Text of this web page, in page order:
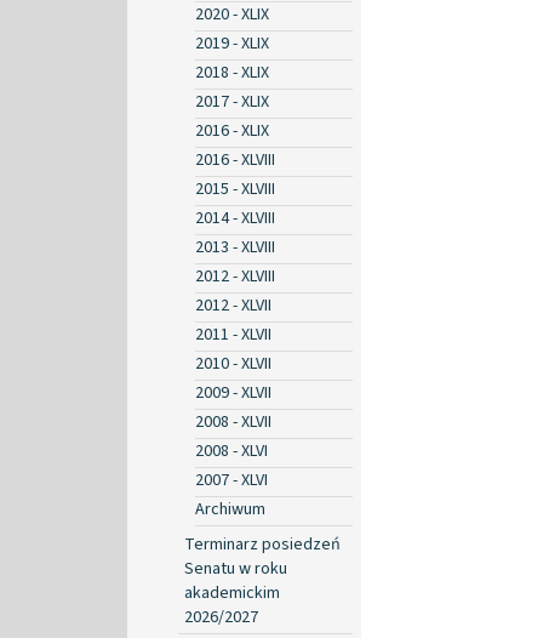
2020 - XLIX
2019 - XLIX
2018 - XLIX
2017 - XLIX
2016 - XLIX
2016 - XLVIII
2015 - XLVIII
2014 - XLVIII
2013 - XLVIII
2012 - XLVIII
2012 - XLVII
2011 - XLVII
2010 - XLVII
2009 - XLVII
2008 - XLVII
2008 - XLVI
2007 - XLVI
Archiwum
Terminarz posiedzeń
Senatu w roku
akademickim
2026/2027